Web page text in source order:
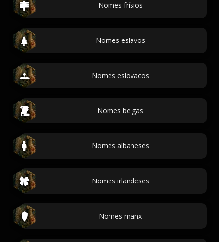
Nomes frísios
Nomes eslavos
Nomes eslovacos
Nomes belgas
Nomes albaneses
Nomes irlandeses
Nomes manx